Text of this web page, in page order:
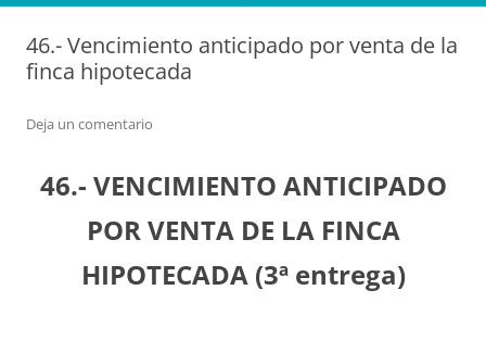
46.- Vencimiento anticipado por venta de la
finca hipotecada
Deja un comentario
46.- VENCIMIENTO ANTICIPADO
POR VENTA DE LA FINCA
HIPOTECADA (3ª entrega)